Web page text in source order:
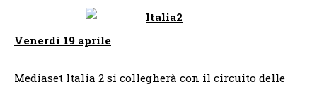
Venerdì 19 aprile
Mediaset Italia 2 si collegherà con il circuito delle